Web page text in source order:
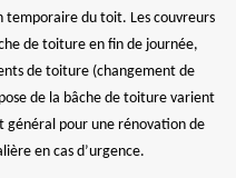
temporaire du toit. Les couvreurs
de toiture en fin de journée,
de toiture (changement de
de la bâche de toiture varient
général pour une rénovation de
en cas d’urgence.